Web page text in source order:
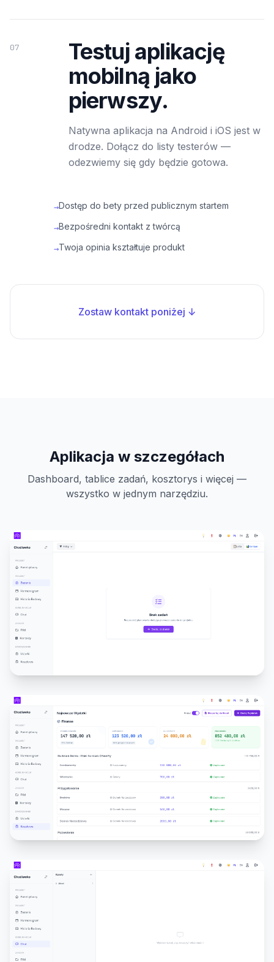
07
Testuj aplikację
mobilną jako
pierwszy.
Natywna aplikacja na Android i iOS jest w
drodze. Dołącz do listy testerów —
odezwiemy się gdy będzie gotowa.
→Dostęp do bety przed publicznym startem
→Bezpośredni kontakt z twórcą
→Twoja opinia kształtuje produkt
Zostaw kontakt poniżej ↓
Aplikacja w szczegółach
Dashboard, tablice zadań, kosztorys i więcej —
wszystko w jednym narzędziu.